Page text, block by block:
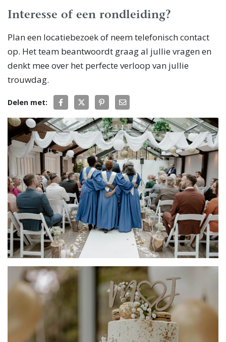
Interesse of een rondleiding?
Plan een locatiebezoek of neem telefonisch contact
op. Het team beantwoordt graag al jullie vragen en
denkt mee over het perfecte verloop van jullie
trouwdag.
Delen met: